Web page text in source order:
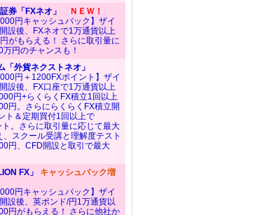
券「FXネオ」
ＮＥＷ！
円キャッシュバック】ザイ
設後、FXネオで1万通貨以上
がもらえる！ さらに取引量に
円のチャンスも！
「外貨ネクストネオ」
円＋1200FXポイント】ザイ
設後、FX口座で1万通貨以上
円+らくらくFX積立1回以上
円。さらにらくらくFX積立開
ト＆定期買付1回以上で
。さらに取引量に応じて最大
、スクール受講と理解度テスト
円、CFD開設と取引で最大
FX」 キャッシュバック増
円キャッシュバック】ザイ
設後、英ポンド/円1万通貨以
円がもらえる！ さらに他社か